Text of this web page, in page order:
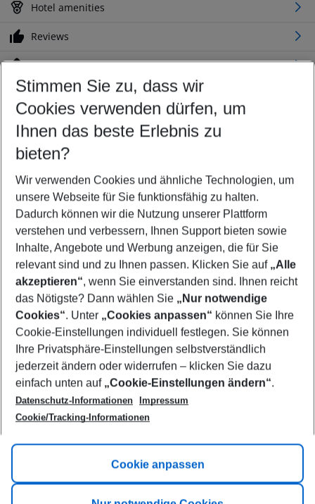
Hotel amenities
Reviews
Location
Customize your offer
Find the perfect deal which suits your best
Your departure airport
Any airport
Select your date range
09/08/26–07/08/27 5-8 nights
Who will travel
2 adults No children
Show more filter
Footer
Footer navigation
Title A
Link A
Stimmen Sie zu, dass wir
Cookies verwenden dürfen, um
Ihnen das beste Erlebnis zu
bieten?
Wir verwenden Cookies und ähnliche Technologien, um
unsere Webseite für Sie funktionsfähig zu halten.
Dadurch können wir die Nutzung unserer Plattform
verstehen und verbessern, Ihnen Support bieten sowie
Inhalte, Angebote und Werbung anzeigen, die für Sie
relevant sind und zu Ihnen passen. Klicken Sie auf „Alle
akzeptieren“, wenn Sie einverstanden sind. Ihnen reicht
das Nötigste? Dann wählen Sie „Nur notwendige
Cookies“. Unter „Cookies anpassen“ können Sie Ihre
Cookie-Einstellungen individuell festlegen. Sie können
Ihre Privatsphäre-Einstellungen selbstverständlich
jederzeit ändern oder widerrufen – klicken Sie dazu
einfach unten auf „Cookie-Einstellungen ändern“.
Datenschutz-Informationen
Impressum
Cookie/Tracking-Informationen
Cookie anpassen